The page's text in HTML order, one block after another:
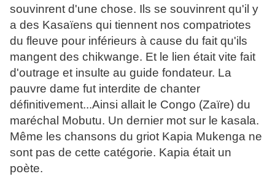
souvinrent d'une chose. Ils se souvinrent qu'il y
a des Kasaïens qui tiennent nos compatriotes
du fleuve pour inférieurs à cause du fait qu'ils
mangent des chikwange. Et le lien était vite fait
d'outrage et insulte au guide fondateur. La
pauvre dame fut interdite de chanter
définitivement...Ainsi allait le Congo (Zaïre) du
maréchal Mobutu. Un dernier mot sur le kasala.
Même les chansons du griot Kapia Mukenga ne
sont pas de cette catégorie. Kapia était un
poète.